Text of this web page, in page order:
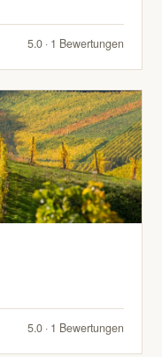
5.0 · 1 Bewertungen
5.0 · 1 Bewertungen